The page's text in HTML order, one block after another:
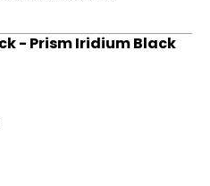
- Prism Iridium Black